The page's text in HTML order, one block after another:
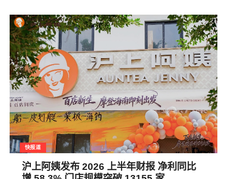
快报道
沪上阿姨发布 2026 上半年财报 净利同比